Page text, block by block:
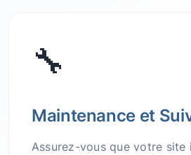
🔧
Maintenance et
Assurez-vous que votre site